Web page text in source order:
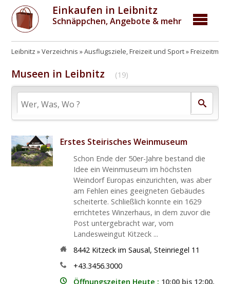
Einkaufen in Leibnitz
Schnäppchen, Angebote & mehr
Leibnitz Verzeichnis Ausflugsziele, Freizeit und Sport
Museen in Leibnitz (19)
Erstes Steirisches Weinmuseum
Schon Ende der 50er-Jahre bestand die
Idee ein Weinmuseum im höchsten
Weindorf Europas einzurichten, was aber
am Fehlen eines geeigneten Gebäudes
scheiterte. Schließlich konnte ein 1629
errichtetes Winzerhaus, in dem zuvor die
Post untergebracht war, vom
Landesweingut Kitzeck ...
8442 Kitzeck im Sausal, Steinriegel 11
+43.3456.3000
Öffnungszeiten Heute : 10:00 bis 12:00,